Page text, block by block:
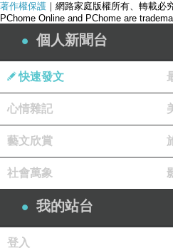
產品網址
著作權保護 ｜網路家庭版權所有、轉載必
PChome Online and PChome are
個人新聞台
快速發文
心情雜記
藝文欣賞
社會萬象
我的站台
登入